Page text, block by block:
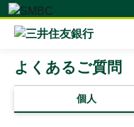
個人
よくあるご質問